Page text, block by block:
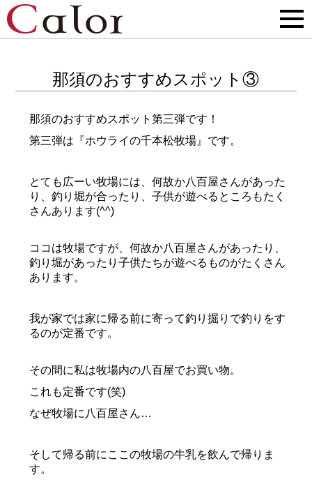
那須のおすすめスポット③
那須のおすすめスポット第三弾です！
第三弾は『ホウライの千本松牧場』です。
とても広ーい牧場には、何故か八百屋さんがあった
り、釣り堀が合ったり、子供が遊べるところもたく
さんあります(^^)
ココは牧場ですが、何故か八百屋さんがあったり、
釣り堀があったり子供たちが遊べるものがたくさん
あります。
我が家では家に帰る前に寄って釣り掘りで釣りをす
るのが定番です。
その間に私は牧場内の八百屋でお買い物。
これも定番です(笑)
なぜ牧場に八百屋さん…
そして帰る前にここの牧場の牛乳を飲んで帰りま
す。